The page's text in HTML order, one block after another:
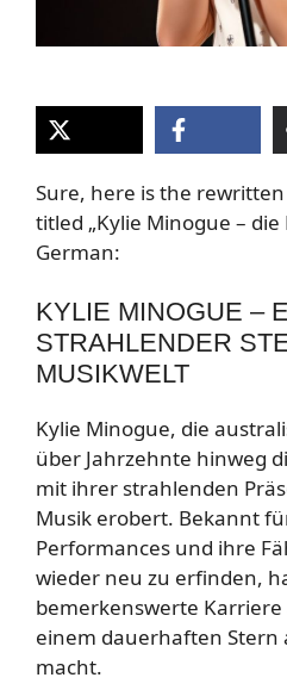
Sure, here is the
titled „Kylie Minogue –
German:
KYLIE MINOGUE –
STRAHLENDER
MUSIKWELT
Kylie Minogue, die
über Jahrzehnte hinweg
mit ihrer strahlenden
Musik erobert. Bekannt
Performances und ihre
wieder neu zu erfinden,
bemerkenswerte
einem dauerhaften Stern
macht.